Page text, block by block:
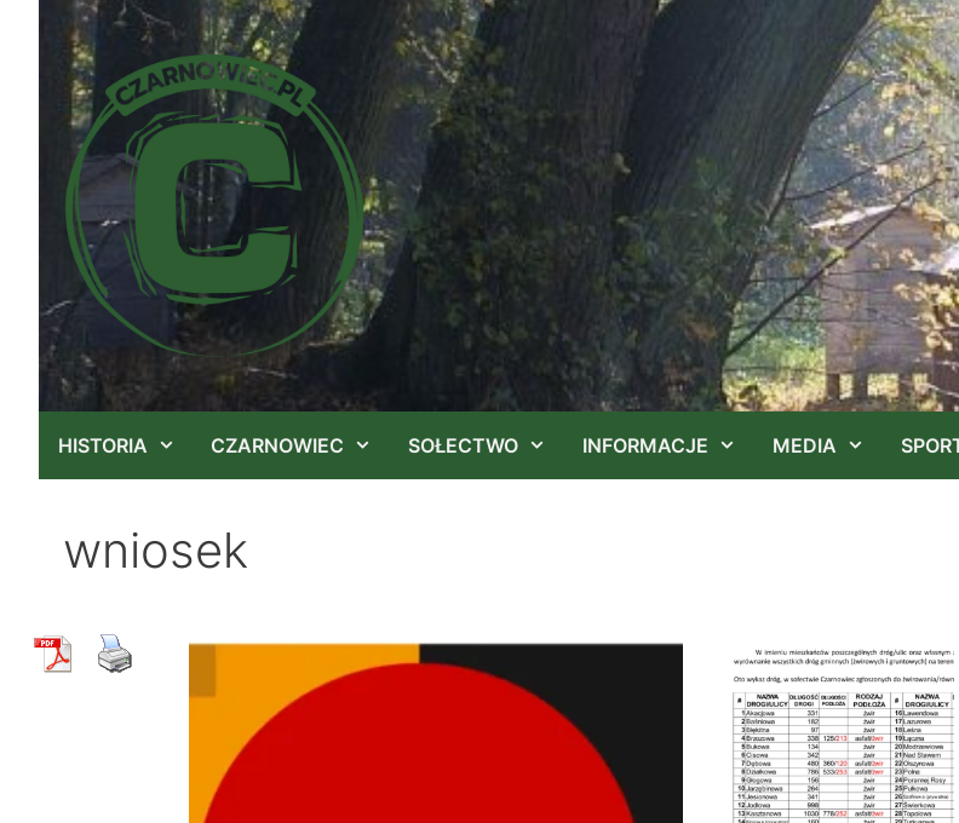
HISTORIA CZARNOWIEC SOŁECTWO INFORMACJE MEDIA
wniosek